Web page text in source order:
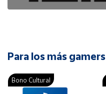
Para los más gamers
Bono Cultural